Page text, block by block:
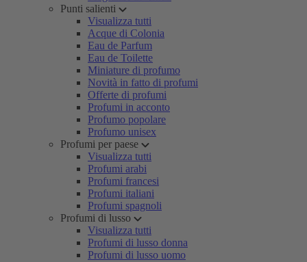
Punti salienti
Visualizza tutti
Acque di Colonia
Eau de Parfum
Eau de Toilette
Miniature di profumo
Novità in fatto di profumi
Offerte di profumi
Profumi in acconto
Profumo popolare
Profumo unisex
Profumi per paese
Visualizza tutti
Profumi arabi
Profumi francesi
Profumi italiani
Profumi spagnoli
Profumi di lusso
Visualizza tutti
Profumi di lusso donna
Profumi di lusso uomo